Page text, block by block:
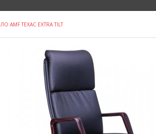
AMF ТЕХАС EXTRA TILT